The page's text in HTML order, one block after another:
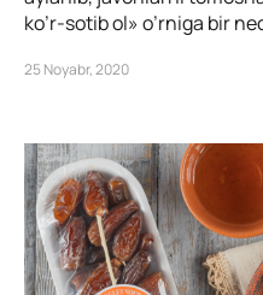
ko’r-sotib ol» o’rniga bir
25 Noyabr, 2020